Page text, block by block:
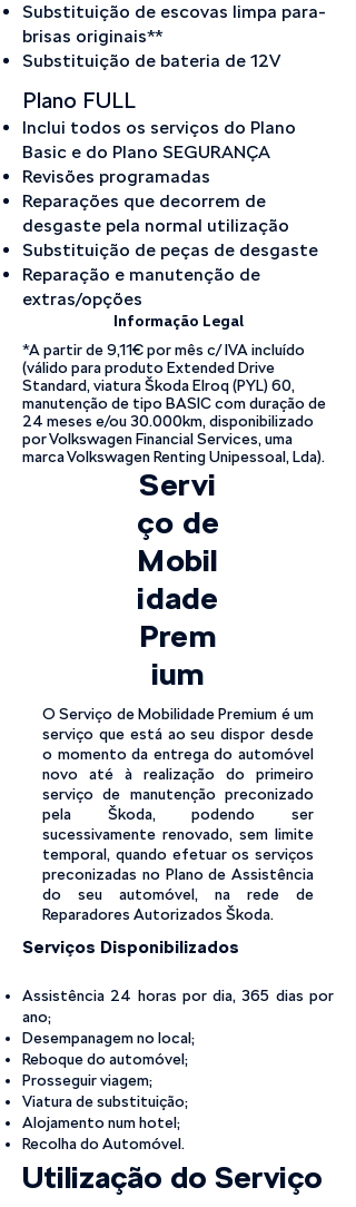
Substituição de escovas limpa para-
brisas originais**
Substituição de bateria de 12V
Plano FULL
Inclui todos os serviços do Plano
Basic e do Plano SEGURANÇA
Revisões programadas
Reparações que decorrem de
desgaste pela normal utilização
Substituição de peças de desgaste
Reparação e manutenção de
extras/opções
Informação Legal
*A partir de 9,11€ por mês c/ IVA incluído
(válido para produto Extended Drive
Standard, viatura Škoda Elroq (PYL) 60,
manutenção de tipo BASIC com duração de
24 meses e/ou 30.000km, disponibilizado
por Volkswagen Financial Services, uma
marca Volkswagen Renting Unipessoal, Lda).
Servi
ço de
Mobil
idade
Prem
ium
O Serviço de Mobilidade Premium é um
serviço que está ao seu dispor desde
o momento da entrega do automóvel
novo até à realização do primeiro
serviço de manutenção preconizado
pela Škoda, podendo ser
sucessivamente renovado, sem limite
temporal, quando efetuar os serviços
preconizadas no Plano de Assistência
do seu automóvel, na rede de
Reparadores Autorizados Škoda.
Serviços Disponibilizados
Assistência 24 horas por dia, 365 dias por
ano;
Desempanagem no local;
Reboque do automóvel;
Prosseguir viagem;
Viatura de substituição;
Alojamento num hotel;
Recolha do Automóvel.
Utilização do Serviço